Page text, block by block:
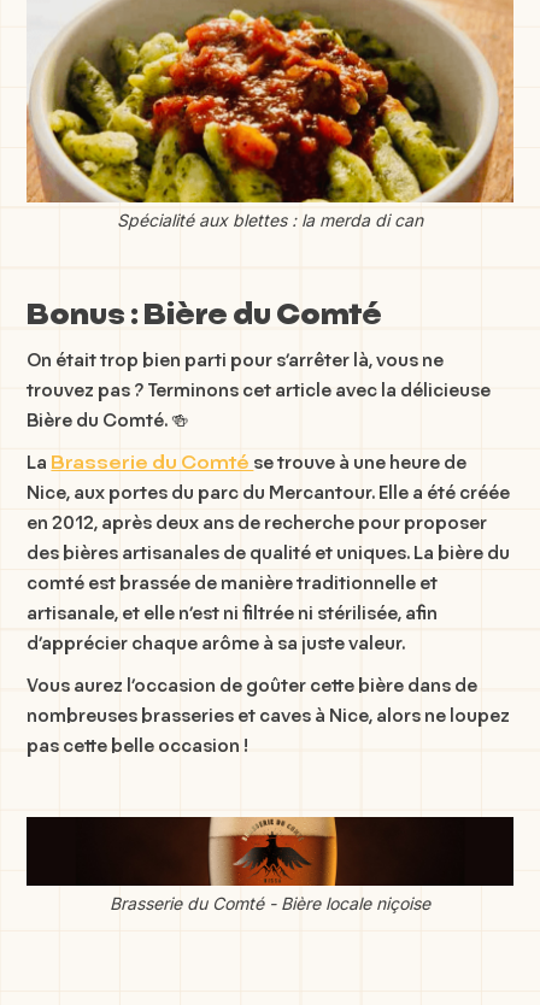
Spécialité aux blettes : la merda di can
Bonus : Bière du Comté
On était trop bien parti pour s’arrêter là, vous ne
trouvez pas ? Terminons cet article avec la délicieuse
Bière du Comté. 🍻
La Brasserie du Comté se trouve à une heure de
Nice, aux portes du parc du Mercantour. Elle a été créée
en 2012, après deux ans de recherche pour proposer
des bières artisanales de qualité et uniques. La bière du
comté est brassée de manière traditionnelle et
artisanale, et elle n’est ni filtrée ni stérilisée, afin
d’apprécier chaque arôme à sa juste valeur.
Vous aurez l’occasion de goûter cette bière dans de
nombreuses brasseries et caves à Nice, alors ne loupez
pas cette belle occasion !
Brasserie du Comté - Bière locale niçoise